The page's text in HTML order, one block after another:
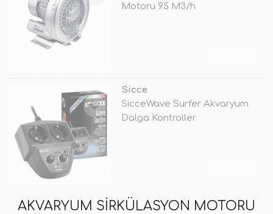
Motoru 95 M3/h
Sicce
SicceWave Surfer Akvaryum
Dalga Kontroller
AKVARYUM SIRKÜLASYON MOTORU